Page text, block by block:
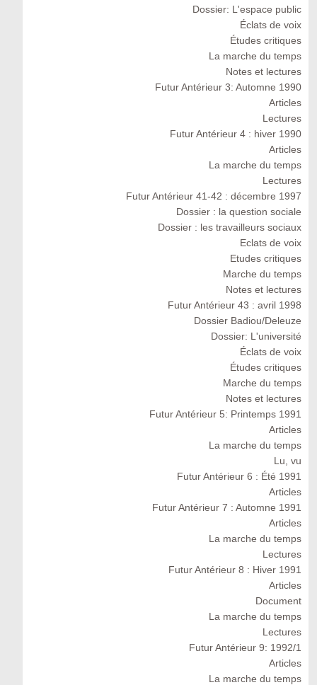
Dossier: L'espace public
Éclats de voix
Études critiques
La marche du temps
Notes et lectures
Futur Antérieur 3: Automne 1990
Articles
Lectures
Futur Antérieur 4 : hiver 1990
Articles
La marche du temps
Lectures
Futur Antérieur 41-42 : décembre 1997
Dossier : la question sociale
Dossier : les travailleurs sociaux
Eclats de voix
Etudes critiques
Marche du temps
Notes et lectures
Futur Antérieur 43 : avril 1998
Dossier Badiou/Deleuze
Dossier: L'université
Éclats de voix
Études critiques
Marche du temps
Notes et lectures
Futur Antérieur 5: Printemps 1991
Articles
La marche du temps
Lu, vu
Futur Antérieur 6 : Été 1991
Articles
Futur Antérieur 7 : Automne 1991
Articles
La marche du temps
Lectures
Futur Antérieur 8 : Hiver 1991
Articles
Document
La marche du temps
Lectures
Futur Antérieur 9: 1992/1
Articles
La marche du temps